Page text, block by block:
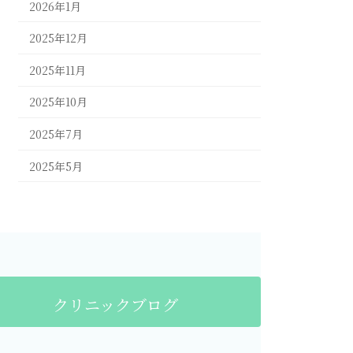
2026年1月
2025年12月
2025年11月
2025年10月
2025年7月
2025年5月
クリニックブログ